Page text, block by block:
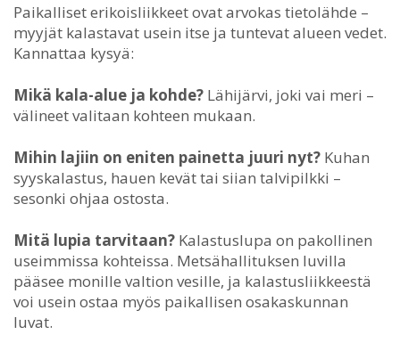
Paikalliset erikoisliikkeet ovat arvokas tietolähde –
myyjät kalastavat usein itse ja tuntevat alueen vedet.
Kannattaa kysyä:
Mikä kala-alue ja kohde? Lähijärvi, joki vai meri –
välineet valitaan kohteen mukaan.
Mihin lajiin on eniten painetta juuri nyt? Kuhan
syyskalastus, hauen kevät tai siian talvipilkki –
sesonki ohjaa ostosta.
Mitä lupia tarvitaan? Kalastuslupa on pakollinen
useimmissa kohteissa. Metsähallituksen luvilla
pääsee monille valtion vesille, ja kalastusliikkeestä
voi usein ostaa myös paikallisen osakaskunnan
luvat.